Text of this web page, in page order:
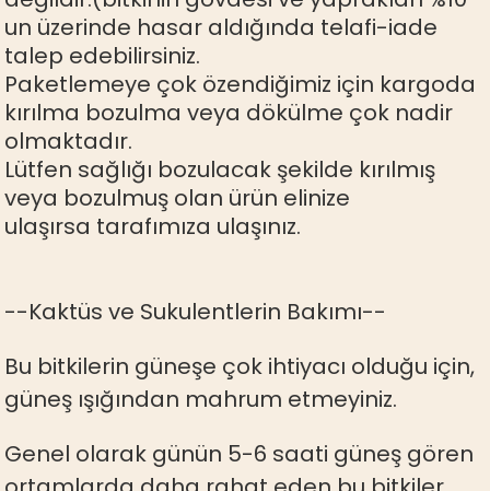
un üzerinde hasar aldığında telafi-iade
talep edebilirsiniz.
Paketlemeye çok özendiğimiz için kargoda
kırılma bozulma veya dökülme çok nadir
olmaktadır.
Lütfen sağlığı bozulacak şekilde kırılmış
veya bozulmuş olan ürün elinize
ulaşırsa tarafımıza ulaşınız.
--Kaktüs ve Sukulentlerin Bakımı--
Bu bitkilerin güneşe çok ihtiyacı olduğu için,
güneş ışığından mahrum etmeyiniz.
Genel olarak günün 5-6 saati güneş gören